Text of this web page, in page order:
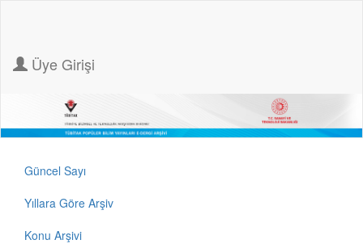
Üye Girişi
Güncel Sayı
Yıllara Göre Arşiv
Konu Arşivi